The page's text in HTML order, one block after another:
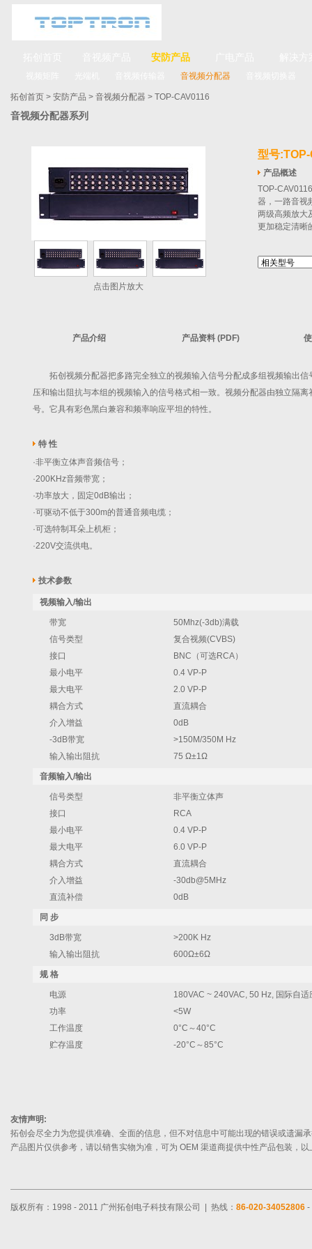
安防产品
音视频分配器
拓创首页 > 安防产品 > 音视频分配器 > TOP-CAV0116
音视频分配器系列
型号
产品概述
器，一路音视
两级高频放大
更加稳定清晰
点击图片放大
产品介绍 产品资料 (PDF)
拓创视频分配器把多路完全独立的视频输入信号分配成多组视频输出信
压和输出阻抗与本组的视频输入的信号格式相一致。视频分配器由独立隔
号。它具有彩色黑白兼容和频率响应平坦的特性。
特 性
·非平衡立体声音频信号；
·200KHz音频带宽；
·功率放大，固定0dB输出；
·可驱动不低于300m的普通音频电缆；
·可选特制耳朵上机柜；
·220V交流供电。
技术参数
视频输入/输出
带宽
50Mhz(-3db)满载
信号类型
复合视频(CVBS)
接口
BNC（可选RCA）
最小电平
0.4 VP-P
最大电平
2.0 VP-P
耦合方式
直流耦合
介入增益
0dB
-3dB带宽
>150M/350M Hz
输入输出阻抗
75 Ω±1Ω
音频输入/输出
信号类型
非平衡立体声
接口
RCA
最小电平
0.4 VP-P
最大电平
6.0 VP-P
耦合方式
直流耦合
介入增益
-30db@5MHz
直流补偿
0dB
同 步
3dB带宽
>200K Hz
输入输出阻抗
600Ω±6Ω
规 格
电源
180VAC ~ 240VAC, 50 Hz, 国际自适
功率
<5W
工作温度
0°C～40°C
贮存温度
-20°C～85°C
友情声明:
拓创会尽全力为您提供准确、全面的信息，但不对信息中可能出现的错误或遗漏
产品图片仅供参考，请以销售实物为准，可为 OEM 渠道商提供中性产品包装，
版权所有：1998 - 2011 广州拓创电子科技有限公司 | 热线： 86-020-34052806 -